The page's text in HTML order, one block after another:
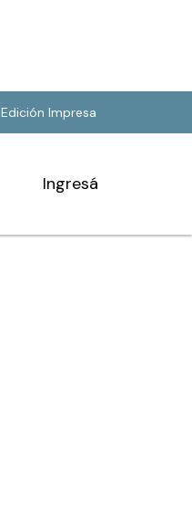
Edición Impresa
Ingresá